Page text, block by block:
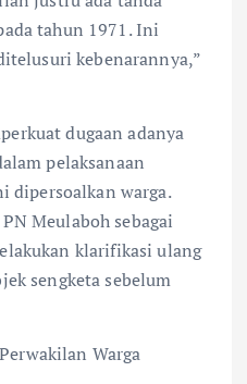
tahun 1971. Ini
kebenarannya,”
dugaan adanya
pelaksanaan
dipersoalkan warga.
Meulaboh sebagai
klarifikasi ulang
sengketa sebelum
Warga